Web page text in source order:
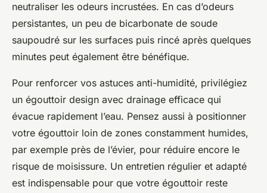
neutraliser les odeurs incrustées. En cas d’odeurs
persistantes, un peu de bicarbonate de soude
saupoudré sur les surfaces puis rincé après quelques
minutes peut également être bénéfique.
Pour renforcer vos astuces anti-humidité, privilégiez
un égouttoir design avec drainage efficace qui
évacue rapidement l’eau. Pensez aussi à positionner
votre égouttoir loin de zones constamment humides,
par exemple près de l’évier, pour réduire encore le
risque de moisissure. Un entretien régulier et adapté
est indispensable pour que votre égouttoir reste